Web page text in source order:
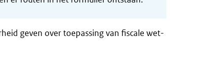
geven over toepassing van fiscale wet-